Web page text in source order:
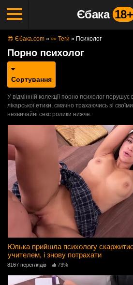
Єбака 18+
😎 Єбака.com » 👀 Теги » Психолог
Порно психолог
Сортування
У відмінній колекції порно психолог порушує
лікарської етики, смачно трахаючись зі
незвичайні секс ролики нижче.
Юлька прийшла психологу
учителем, і знову потрахати
8167 переглядів 73%